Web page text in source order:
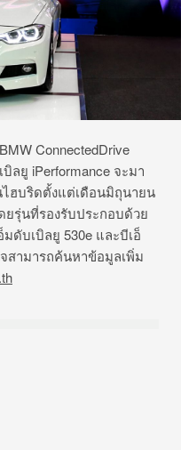
ConnectedDrive
ลยู iPerformance จะมา
ฮบริดตั้งแต่เดือนมิถุนายน
ยรุ่นที่รองรับประกอบด้วย
ดับเบิลยู 530e และบีเอ็
สามารถค้นหาข้อมูลเพิ่ม